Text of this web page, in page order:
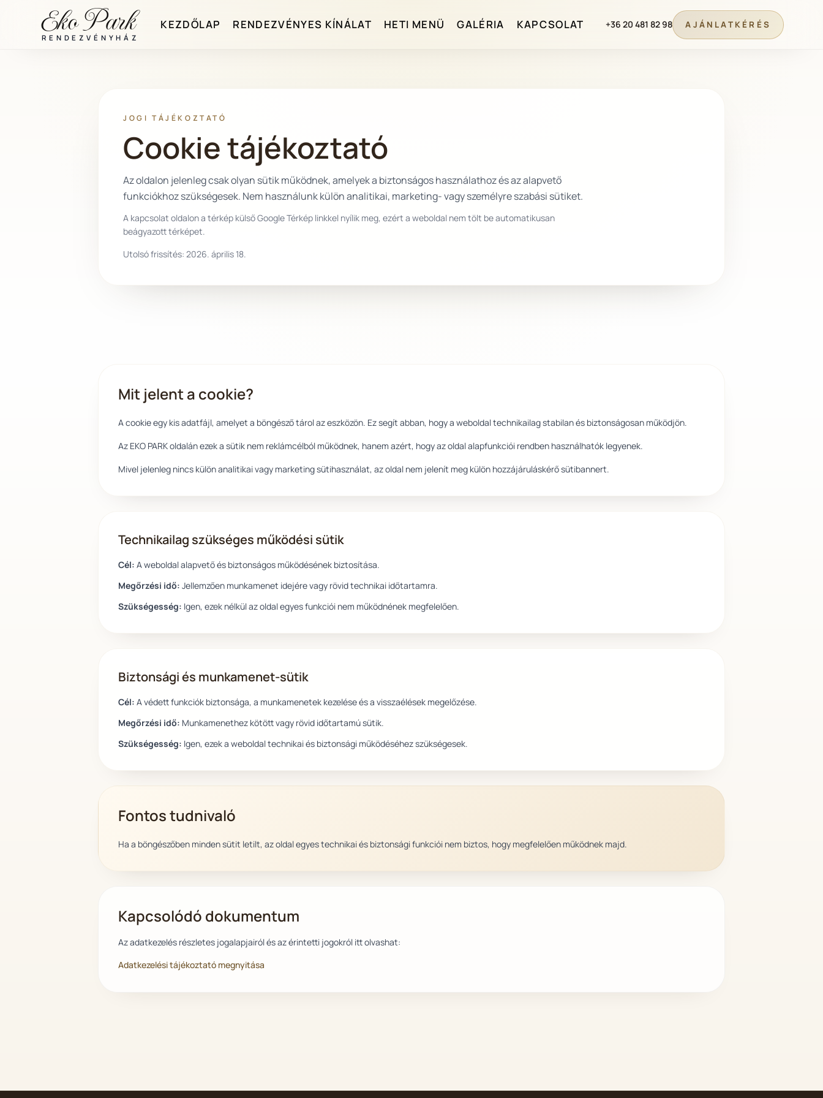
Eko Park
RENDEZVÉNYHÁZ
KEZDŐLAP RENDEZVÉNYES KÍNÁLAT HETI MENÜ GALÉRIA KAPCSOLAT +36 20 481 82 98 AJÁNLATKÉRÉS
JOGI TÁJÉKOZTATÓ
Cookie tájékoztató
Az oldalon jelenleg csak olyan sütik működnek, amelyek a biztonságos használathoz és az alapvető
funkciókhoz szükségesek. Nem használunk külön analitikai, marketing- vagy személyre szabási sütiket.
A kapcsolat oldalon a térkép külső Google Térkép linkkel nyílik meg, ezért a weboldal nem tölt be automatikusan
beágyazott térképet.
Utolsó frissítés: 2026. április 18.
Mit jelent a cookie?
A cookie egy kis adatfájl, amelyet a böngésző tárol az eszközön. Ez segít abban, hogy a weboldal technikailag stabilan és biztonságosan működjön.
Az EKO PARK oldalán ezek a sütik nem reklámcélból működnek, hanem azért, hogy az oldal alapfunkciói rendben használhatók legyenek.
Mivel jelenleg nincs külön analitikai vagy marketing sütihasználat, az oldal nem jelenít meg külön hozzájáruláskérő sütibannert.
Technikailag szükséges működési sütik
Cél: A weboldal alapvető és biztonságos működésének biztosítása.
Megőrzési idő: Jellemzően munkamenet idejére vagy rövid technikai időtartamra.
Szükségesség: Igen, ezek nélkül az oldal egyes funkciói nem működnének megfelelően.
Biztonsági és munkamenet-sütik
Cél: A védett funkciók biztonsága, a munkamenetek kezelése és a visszaélések megelőzése.
Megőrzési idő: Munkamenethez kötött vagy rövid időtartamú sütik.
Szükségesség: Igen, ezek a weboldal technikai és biztonsági működéséhez szükségesek.
Fontos tudnivaló
Ha a böngészőben minden sütit letilt, az oldal egyes technikai és biztonsági funkciói nem biztos, hogy megfelelően működnek majd.
Kapcsolódó dokumentum
Az adatkezelés részletes jogalapjairól és az érintetti jogokról itt olvashat:
Adatkezelési tájékoztató megnyitása